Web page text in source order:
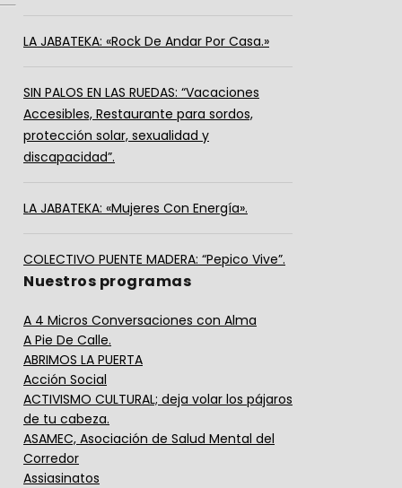
LA JABATEKA: «Rock De Andar Por Casa.»
SIN PALOS EN LAS RUEDAS: “Vacaciones
Accesibles, Restaurante para sordos,
protección solar, sexualidad y
discapacidad”.
LA JABATEKA: «Mujeres Con Energía».
COLECTIVO PUENTE MADERA: “Pepico Vive”.
Nuestros programas
A 4 Micros Conversaciones con Alma
A Pie De Calle.
ABRIMOS LA PUERTA
Acción Social
ACTIVISMO CULTURAL; deja volar los pájaros
de tu cabeza.
ASAMEC, Asociación de Salud Mental del
Corredor
Assiasinatos